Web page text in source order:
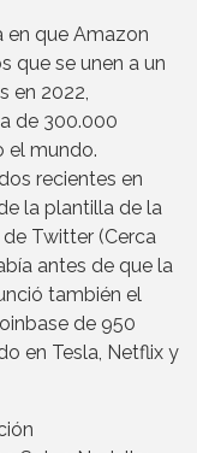
en que Amazon
que se unen a un
en 2022,
de 300.000
el mundo.
recientes en
la plantilla de la
Twitter (Cerca
antes de que la
también el
de 950
en Tesla, Netflix y